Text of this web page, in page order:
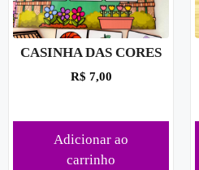
CASINHA DAS CORES
R$ 7,00
Adicionar ao
carrinho